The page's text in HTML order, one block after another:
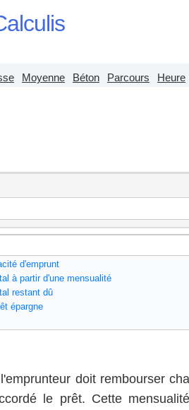
Moyenne Béton Parcours Heure
d'emprunt
à partir d'une mensualité
restant dû
épargne
doit rembourser
le prêt. Cette